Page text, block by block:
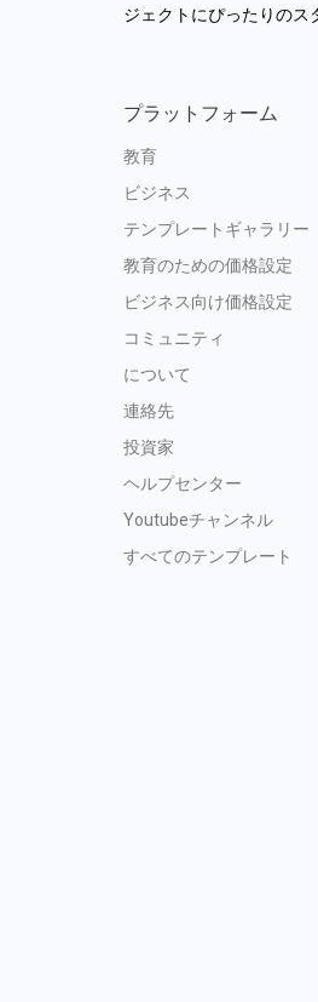
ジェクトにぴったりのス
プラットフォーム
教育
ビジネス
テンプレートギャラリー
教育のための価格設定
ビジネス向け価格設定
コミュニティ
について
連絡先
投資家
ヘルプセンター
Youtubeチャンネル
すべてのテンプレート